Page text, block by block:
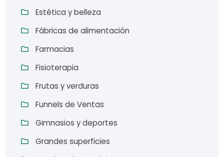
Estética y belleza
Fábricas de alimentación
Farmacias
Fisioterapia
Frutas y verduras
Funnels de Ventas
Gimnasios y deportes
Grandes superficies